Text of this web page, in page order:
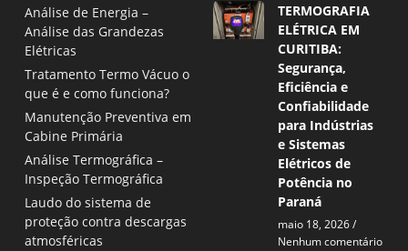
Análise de Energia –
Análise das Grandezas
Elétricas
Tratamento Termo Vácuo o
que é e como funciona?
Manutenção Preventiva em
Cabine Primária
Análise Termográfica –
Inspeção Termográfica
Laudo do sistema de
proteção contra descargas
atmosféricas
TERMOGRAFIA
ELÉTRICA EM
CURITIBA:
Segurança,
Eficiência e
Confiabilidade
para Indústrias
e Sistemas
Elétricos de
Potência no
Paraná
maio 18, 2026
Nenhum comentário